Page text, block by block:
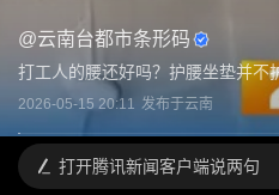
@云南台都市条形码
打工人的腰还好吗？护腰坐垫并不
2026-05-15 20:11 发布于云南
打开腾讯新闻客户端说两句